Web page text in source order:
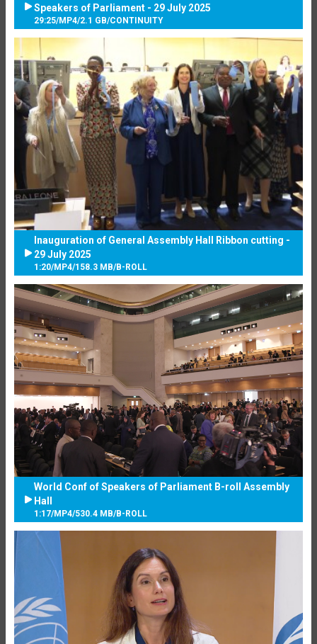
Speakers of Parliament - 29 July 2025
29:25/MP4/2.1 GB/CONTINUITY
Inauguration of General Assembly Hall Ribbon cutting -
29 July 2025
1:20/MP4/158.3 MB/B-ROLL
World Conf of Speakers of Parliament B-roll Assembly
Hall
1:17/MP4/530.4 MB/B-ROLL